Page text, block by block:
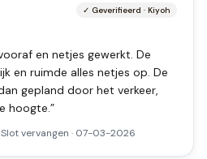
✓ Geverifieerd · Kiyoh
en netjes gewerkt. De
en ruimde alles netjes op. De
gepland door het verkeer,
hoogte.”
Slot vervangen · 07-03-2026